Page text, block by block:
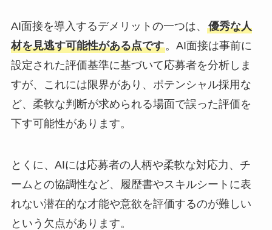
AI面接を導入するデメリットの一つは、 優秀な人
材を見逃す可能性がある点です。AI面接は事前に
設定された評価基準に基づいて応募者を分析しま
すが、これには限界があり、ポテンシャル採用な
ど、柔軟な判断が求められる場面で誤った評価を
下す可能性があります。
とくに、AIには応募者の人柄や柔軟な対応力、チ
ームとの協調性など、履歴書やスキルシートに表
れない潜在的な才能や意欲を評価するのが難しい
という欠点があります。